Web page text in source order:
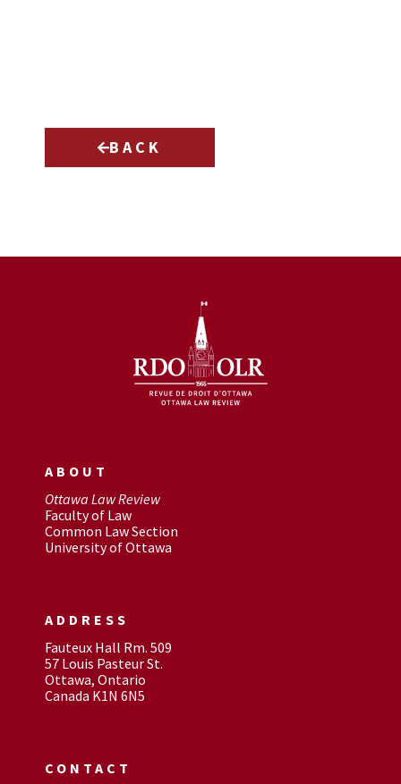
BACK
ABOUT
Ottawa Law Review
Faculty of Law
Common Law Section
University of Ottawa
ADDRESS
Fauteux Hall Rm. 509
57 Louis Pasteur St.
Ottawa, Ontario
Canada K1N 6N5
CONTACT